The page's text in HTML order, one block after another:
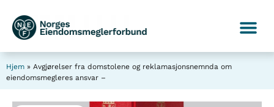
Hjem » Avgjørelser fra domstolene og reklamasjonsnemnda om
eiendomsmegleres ansvar –